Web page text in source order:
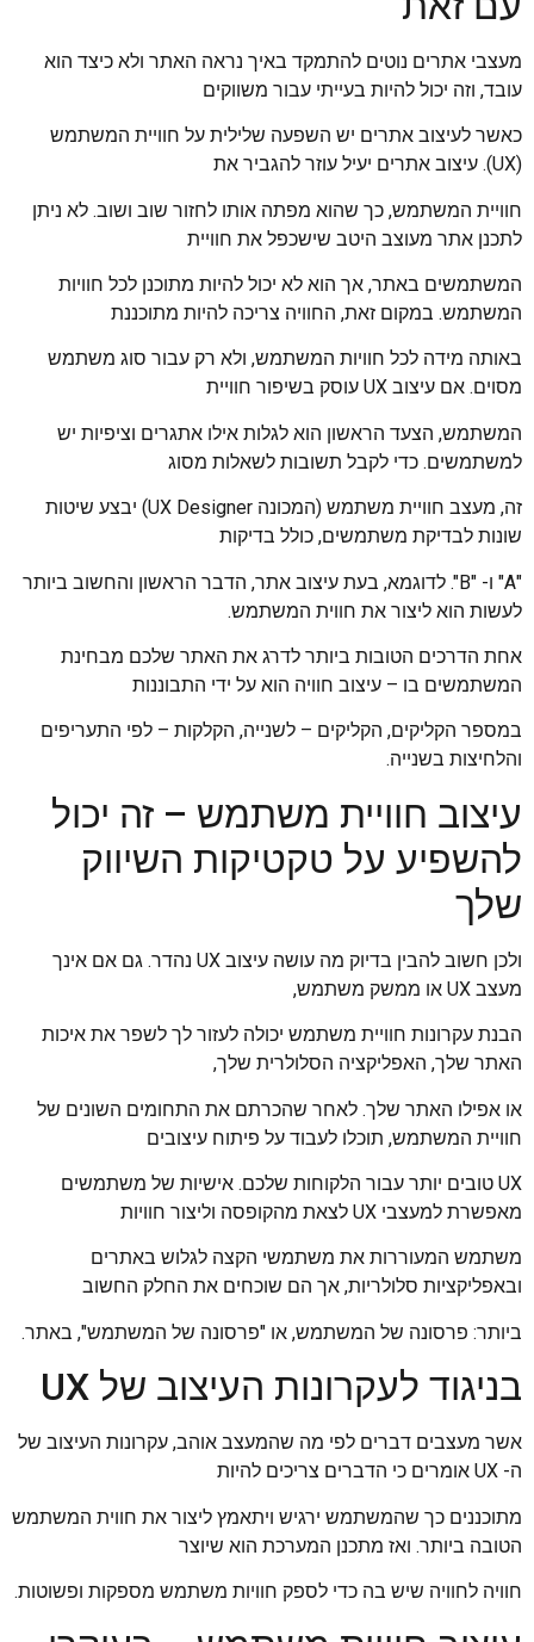
מעצבי אתרים נוטים להתמקד באיך נראה האתר ולא כיצד הוא
עובד, וזה יכול להיות בעייתי עבור משווקים
כאשר לעיצוב אתרים יש השפעה שלילית על חוויית המשתמש
(UX). עיצוב אתרים יעיל עוזר להגביר את
חוויית המשתמש, כך שהוא מפתה אותו לחזור שוב ושוב. לא ניתן
לתכנן אתר מעוצב היטב שישכפל את חוויית
המשתמשים באתר, אך הוא לא יכול להיות מתוכנן לכל חוויות
המשתמש. במקום זאת, החוויה צריכה להיות מתוכננת
באותה מידה לכל חוויות המשתמש, ולא רק עבור סוג משתמש
מסוים. אם עיצוב UX עוסק בשיפור חוויית
המשתמש, הצעד הראשון הוא לגלות אילו אתגרים וציפיות יש
למשתמשים. כדי לקבל תשובות לשאלות מסוג
זה, מעצב חוויית משתמש (המכונה UX Designer) יבצע שיטות
שונות לבדיקת משתמשים, כולל בדיקות
"A" ו- "B". לדוגמא, בעת עיצוב אתר, הדבר הראשון והחשוב ביותר
לעשות הוא ליצור את חווית המשתמש.
אחת הדרכים הטובות ביותר לדרג את האתר שלכם מבחינת
המשתמשים בו – עיצוב חוויה הוא על ידי התבוננות
במספר הקליקים, הקליקים – לשנייה, הקלקות – לפי התעריפים
והלחיצות בשנייה.
עיצוב חוויית משתמש – זה יכול
להשפיע על טקטיקות השיווק
שלך
ולכן חשוב להבין בדיוק מה עושה עיצוב UX נהדר. גם אם אינך
מעצב UX או ממשק משתמש,
הבנת עקרונות חוויית משתמש יכולה לעזור לך לשפר את איכות
האתר שלך, האפליקציה הסלולרית שלך,
או אפילו האתר שלך. לאחר שהכרתם את התחומים השונים של
חוויית המשתמש, תוכלו לעבוד על פיתוח עיצובים
UX טובים יותר עבור הלקוחות שלכם. אישיות של משתמשים
מאפשרת למעצבי UX לצאת מהקופסה וליצור חוויות
משתמש המעוררות את משתמשי הקצה לגלוש באתרים
ובאפליקציות סלולריות, אך הם שוכחים את החלק החשוב
ביותר: פרסונה של המשתמש, או "פרסונה של המשתמש", באתר.
בניגוד לעקרונות העיצוב של UX
אשר מעצבים דברים לפי מה שהמעצב אוהב, עקרונות העיצוב של
ה- UX אומרים כי הדברים צריכים להיות
מתוכננים כך שהמשתמש ירגיש ויתאמץ ליצור את חווית המשתמש
הטובה ביותר. ואז מתכנן המערכת הוא שיוצר
חוויה לחוויה שיש בה כדי לספק חוויות משתמש מספקות ופשוטות.